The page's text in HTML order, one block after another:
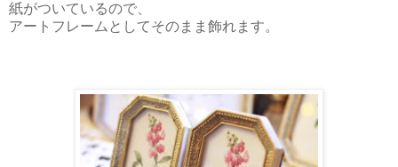
紙がついているので、
アートフレームとしてそのまま飾れます。